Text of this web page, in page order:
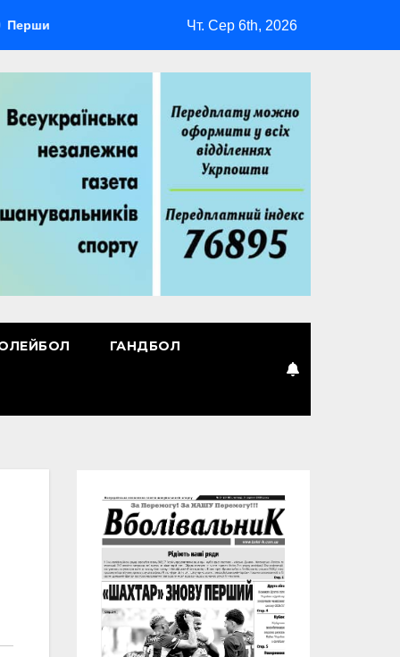
лідер Повернення Мудрика Втрачені ілюзії
Чт. Сер 6th, 2026
ГАНДБОЛ